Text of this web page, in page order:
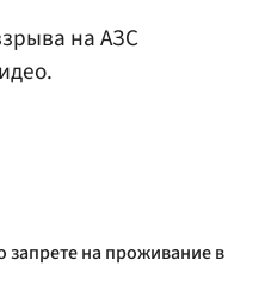
на АЗС
запрете на проживание в